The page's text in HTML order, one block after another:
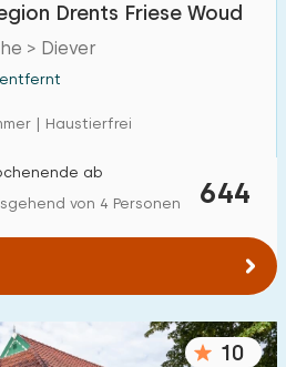
Drents Friese Woud
> Diever
entfernt
| Haustierfrei
644
ab
von 4 Personen
10